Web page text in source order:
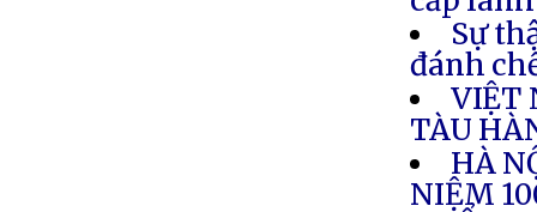
Sự
đánh
VIỆT
TÀU
HÀ
NIỆM